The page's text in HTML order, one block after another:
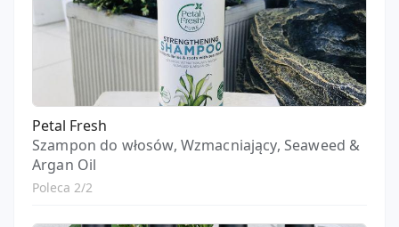
Petal Fresh
Szampon do włosów, Wzmacniający, Seaweed &
Argan Oil
Poleca 2/2